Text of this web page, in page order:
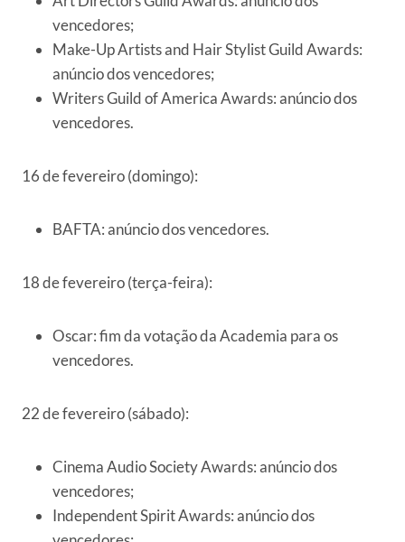
vencedores;
Make-Up Artists and Hair Stylist Guild Awards:
anúncio dos vencedores;
Writers Guild of America Awards: anúncio dos
vencedores.
16 de fevereiro (domingo):
BAFTA: anúncio dos vencedores.
18 de fevereiro (terça-feira):
Oscar: fim da votação da Academia para os
vencedores.
22 de fevereiro (sábado):
Cinema Audio Society Awards: anúncio dos
vencedores;
Independent Spirit Awards: anúncio dos